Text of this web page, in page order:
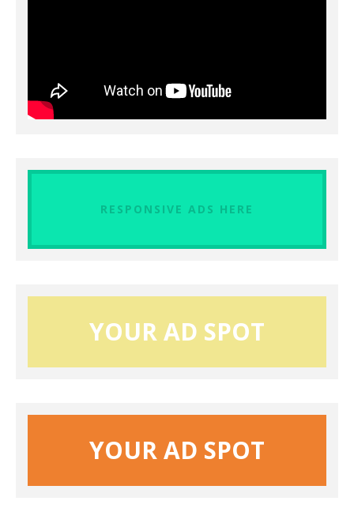
RESPONSIVE ADS HERE
YOUR AD SPOT
YOUR AD SPOT